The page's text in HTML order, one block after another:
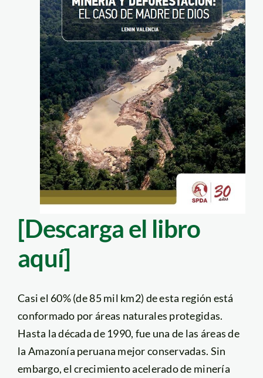
[Descarga el libro
aquí]
Casi el 60% (de 85 mil km2) de esta región está
conformado por áreas naturales protegidas.
Hasta la década de 1990, fue una de las áreas de
la Amazonía peruana mejor conservadas. Sin
embargo, el crecimiento acelerado de minería